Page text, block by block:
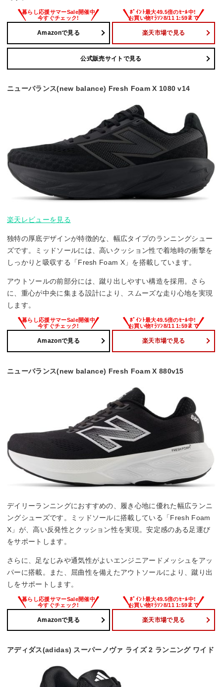
Amazonで見る 楽天市場で見る
公式販売サイトで見る
ニューバランス(new balance) Fresh Foam X 1080 v14
楽天レビューを見る
独特の厚底デザインが特徴的な、幅広タイプのランニングシュー
ズです。ミッドソールには、高いクッション性で着地時の衝撃を
しっかりと吸収する「Fresh Foam X」を搭載しています。
アウトソールの前部分には、蹴り出しやすい構造を採用。さら
に、重心が中央に集まる設計により、スムーズな走り心地を実現
します。
Amazonで見る 楽天市場で見る
ニューバランス(new balance) Fresh Foam X 880v15
デイリーランニングにおすすめの、履き心地に優れた幅広ランニ
ングシューズです。ミッドソールに搭載している「Fresh Foam
X」が、高い反発性とクッション性を実現。安定感のある足運び
をサポートします。
さらに、足なじみや通気性がよいエンジニアードメッシュをアッ
パーに搭載。また、屈曲性を備えたアウトソールにより、蹴り出
しをサポートします。
Amazonで見る 楽天市場で見る
アディダス(adidas) スーパーノヴァ ライズ 2 ランニング ワイド